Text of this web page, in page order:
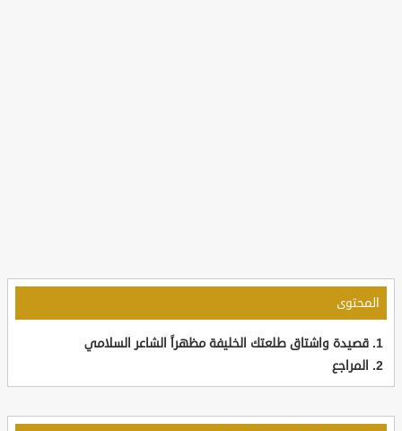
المحتوى
قصيدة واشتاق طلعتك الخليفة مظهراً الشاعر السلامي
المراجع